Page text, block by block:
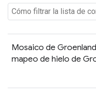
Mosaico de
mapeo de hielo de